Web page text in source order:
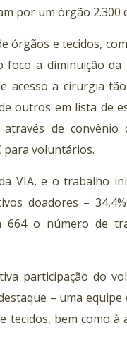
por um órgão 2.300
órgãos e tecidos,
foco a diminuição
acesso a cirurgia
outros em lista de
de
para voluntários.
VIA, e o trabalho
doadores –
664 o número de
participação do
– uma
tecidos, bem como à